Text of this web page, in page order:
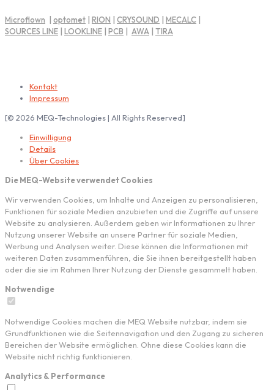
Microflown | optomet | RION | CRYSOUND | MECALC |
SOURCES LINE | LOOKLINE | PCB | AWA | TIRA
Kontakt
Impressum
[© 2026 MEQ-Technologies | All Rights Reserved]
Einwilligung
Details
Über Cookies
Die MEQ-Website verwendet Cookies
Wir verwenden Cookies, um Inhalte und Anzeigen zu personalisieren,
Funktionen für soziale Medien anzubieten und die Zugriffe auf unsere
Website zu analysieren. Außerdem geben wir Informationen zu Ihrer
Nutzung unserer Website an unsere Partner für soziale Medien,
Werbung und Analysen weiter. Diese können die Informationen mit
weiteren Daten zusammenführen, die Sie ihnen bereitgestellt haben
oder die sie im Rahmen Ihrer Nutzung der Dienste gesammelt haben.
Notwendige
Notwendige Cookies machen die MEQ Website nutzbar, indem sie
Grundfunktionen wie die Seitennavigation und den Zugang zu sicheren
Bereichen der Website ermöglichen. Ohne diese Cookies kann die
Website nicht richtig funktionieren.
Analytics & Performance